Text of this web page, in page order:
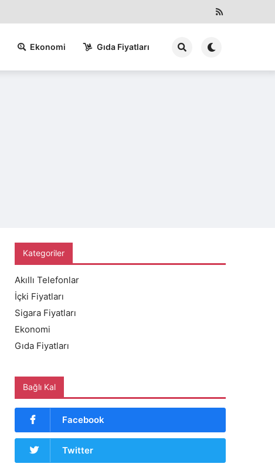
Ekonomi Gıda Fiyatları
Kategoriler
Akıllı Telefonlar
İçki Fiyatları
Sigara Fiyatları
Ekonomi
Gıda Fiyatları
Bağlı Kal
Facebook
Twitter